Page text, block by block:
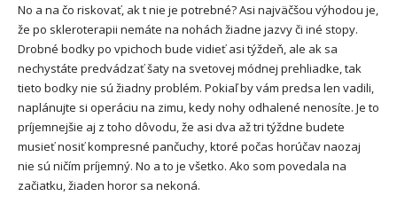
No a na čo riskovať, ak t nie je potrebné? Asi najväčšou výhodou je,
že po skleroterapii nemáte na nohách žiadne jazvy či iné stopy.
Drobné bodky po vpichoch bude vidieť asi týždeň, ale ak sa
nechystáte predvádzať šaty na svetovej módnej prehliadke, tak
tieto bodky nie sú žiadny problém. Pokiaľ by vám predsa len vadili,
naplánujte si operáciu na zimu, kedy nohy odhalené nenosíte. Je to
príjemnejšie aj z toho dôvodu, že asi dva až tri týždne budete
musieť nosiť kompresné pančuchy, ktoré počas horúčav naozaj
nie sú ničím príjemný. No a to je všetko. Ako som povedala na
začiatku, žiaden horor sa nekoná.